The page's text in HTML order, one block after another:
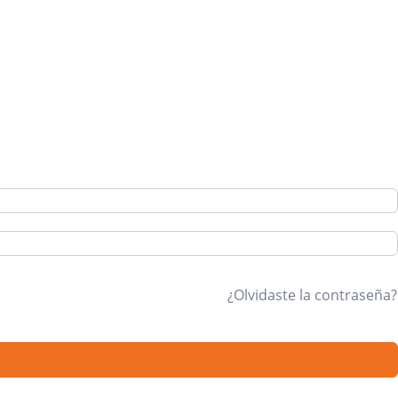
¿Olvidaste la contraseña?